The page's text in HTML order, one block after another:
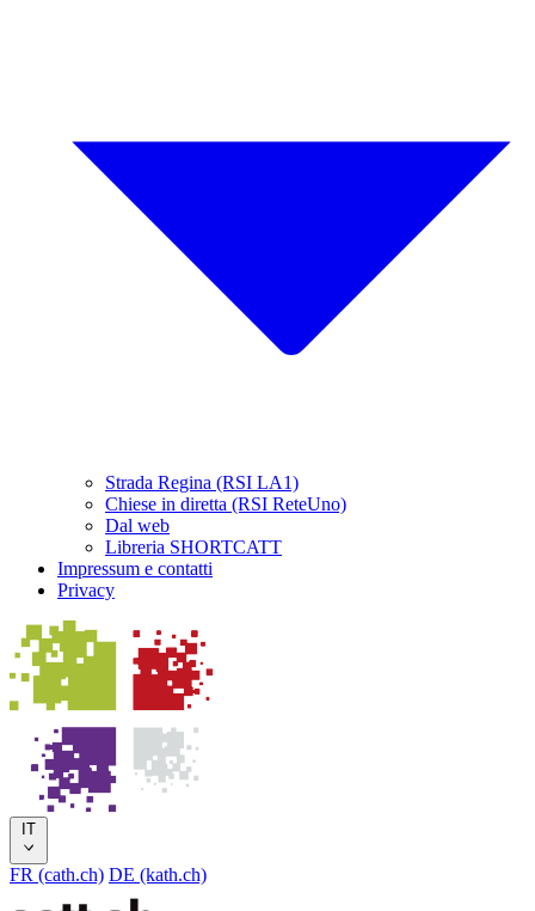
Strada Regina (RSI LA1)
Chiese in diretta (RSI ReteUno)
Dal web
Libreria SHORTCATT
Impressum e contatti
Privacy
IT
FR (cath.ch) DE (kath.ch)